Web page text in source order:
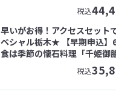
税込
早いがお得！アクセスセット
ペシャル栃木★ 【早期申込
食は季節の懐石料理「千姫御
税込